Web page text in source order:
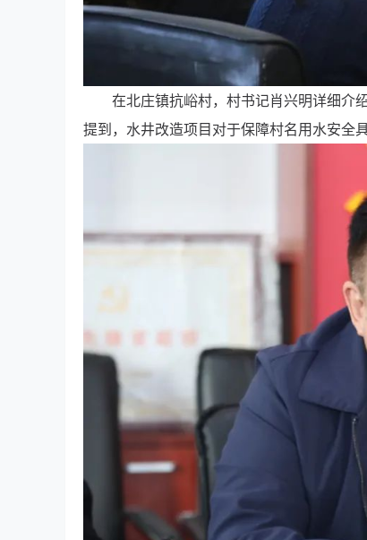
在北庄镇抗峪村，村书记肖兴明详细介
提到，水井改造项目对于保障村名用水安全